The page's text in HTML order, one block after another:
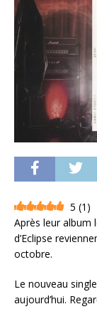
5 (1 )
Après leur album
d’Eclipse
octobre.
Le nouveau
aujourd’hui.